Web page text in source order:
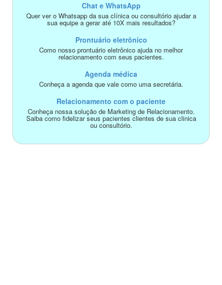
Chat e WhatsApp
Quer ver o Whatsapp da sua clínica ou consultório ajudar a
sua equipe a gerar até 10X mais resultados?
Prontuário eletrônico
Como nosso prontuário eletrônico ajuda no melhor
relacionamento com seus pacientes.
Agenda médica
Conheça a agenda que vale como uma secretária.
Relacionamento com o paciente
Conheça nossa solução de Marketing de Relacionamento.
Saiba como fidelizar seus pacientes clientes de sua clinica
ou consultório.